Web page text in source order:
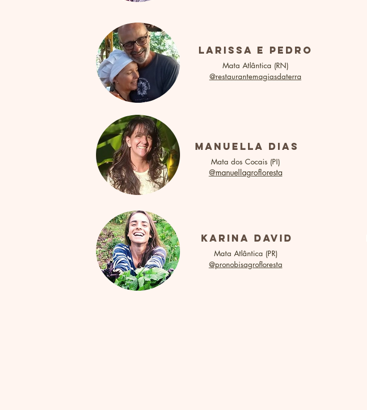
Mata Atlântica (RN)
@restaurantemagiasdaterra
larissa e pedro
Mata dos Cocais (PI)
@manuellagrofloresta
manuella dias
Mata Atlântica (PR)
@pronobisagrofloresta
karina david